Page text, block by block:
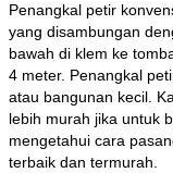
Penangkal petir
yang disambungan
bawah di klem ke
4 meter. Penangkal
atau bangunan kecil.
lebih murah jika untuk
mengetahui cara
terbaik dan termurah.